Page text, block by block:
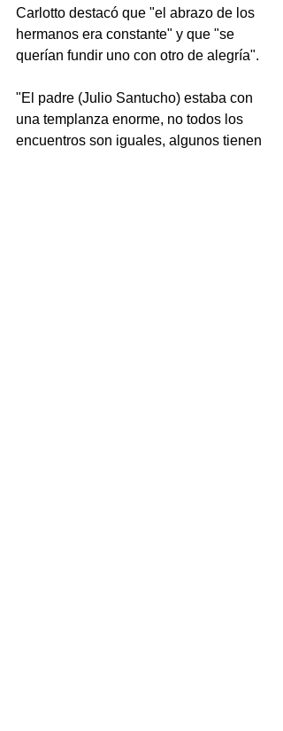
Carlotto destacó que "el abrazo de los
hermanos era constante" y que "se
querían fundir uno con otro de alegría".
"El padre (Julio Santucho) estaba con
una templanza enorme, no todos los
encuentros son iguales, algunos tienen